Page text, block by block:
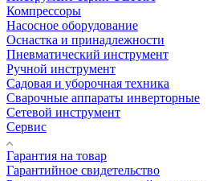
Компрессоры
Насосное оборудование
Оснастка и принадлежности
Пневматический инструмент
Ручной инструмент
Садовая и уборочная техника
Сварочные аппараты инверторные
Сетевой инструмент
Сервис
Гарантия на товар
Гарантийное свидетельство